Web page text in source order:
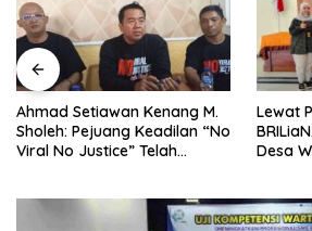
Ahmad Setiawan Kenang M.
Sholeh: Pejuang Keadilan “No
Viral No Justice” Telah
Lewat
Desa